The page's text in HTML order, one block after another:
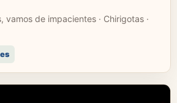
vamos de impacientes · Chirigotas ·